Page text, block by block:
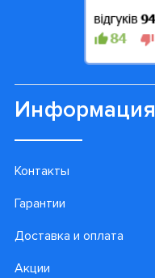
Информация
Контакты
Гарантии
Доставка и оплата
Акции